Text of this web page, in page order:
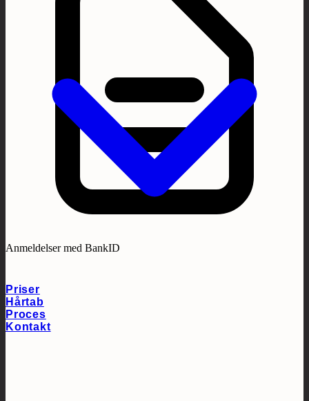
Priser
Hårtab
Proces
Kontakt
Anmeldelser med BankID